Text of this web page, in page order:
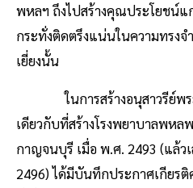
พหลฯ ถึงไปสร้างคุณประโยชน์
กระทั่งติดตรึงแน่นในความทรงจ
เยี่ยงนั้น
ในการสร้างอนุสาวรีย์พระ
เดียวกับที่สร้างโรงพยาบาลพหล
กาญจนบุรี เมื่อ พ.ศ. 2493 (แล้ว
2496) ได้มีบันทึกประกาศเกียร